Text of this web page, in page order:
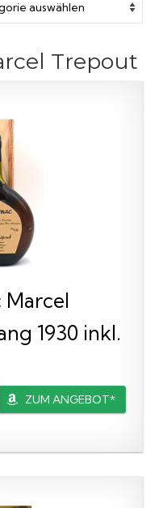
Trepout
1930 inkl.
ZUM ANGEBOT*